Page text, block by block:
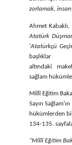
zorlamak,
Ahmet Kabaklı,
Atatürk
‘Atatürkçü
başlıklar
altındaki
sağlam
Millî Eğitim
Sayın
hükümlerden
134-135.
“Millî Eğitim